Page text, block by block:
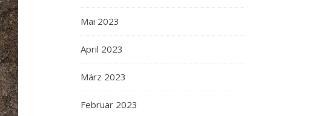
Mai 2023
April 2023
März 2023
Februar 2023